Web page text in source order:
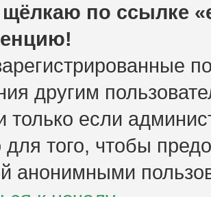
щёлкаю по ссылке
другим
только если
того, чтобы
анонимными